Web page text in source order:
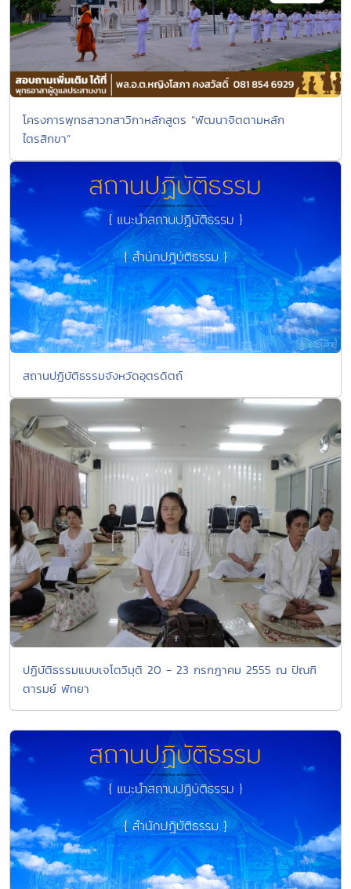
โครงการพุทธสาวกสาวิกาหลักสูตร “พัฒนาจิตตามหลัก
ไตรสิกขา”
สถานปฏิบัติธรรมจังหวัดอุตรดิตถ์
ปฏิบัติธรรมแบบเจโตวิมุติ 20 - 23 กรกฎาคม 2555 ณ ปัณฑิ
ตารมย์ พัทยา